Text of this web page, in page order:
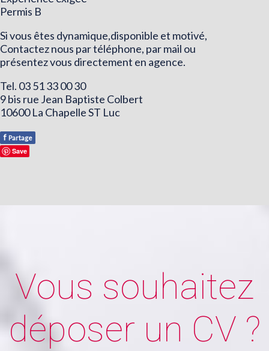
Permis B
Si vous êtes dynamique,disponible et motivé,
Contactez nous par téléphone, par mail ou
présentez vous directement en agence.
Tel. 03 51 33 00 30
9 bis rue Jean Baptiste Colbert
10600 La Chapelle ST Luc
f Partage
Save
Vous souhaitez
déposer un CV ?